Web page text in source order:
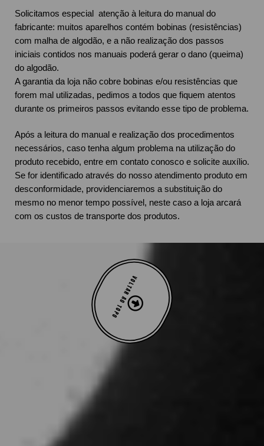
Solicitamos especial atenção à leitura do manual do
fabricante: muitos aparelhos contém bobinas (resistências)
com malha de algodão, e a não realização dos passos
iniciais contidos nos manuais poderá gerar o dano (queima)
do algodão.
A garantia da loja não cobre bobinas e/ou resistências que
forem mal utilizadas, pedimos a todos que fiquem atentos
durante os primeiros passos evitando esse tipo de problema.
Após a leitura do manual e realização dos procedimentos
necessários, caso tenha algum problema na utilização do
produto recebido, entre em contato conosco e solicite auxílio.
Se for identificado através do nosso atendimento produto em
desconformidade, providenciaremos a substituição do
mesmo no menor tempo possível, neste caso a loja arcará
com os custos de transporte dos produtos.
VOLTAR AO TOPO